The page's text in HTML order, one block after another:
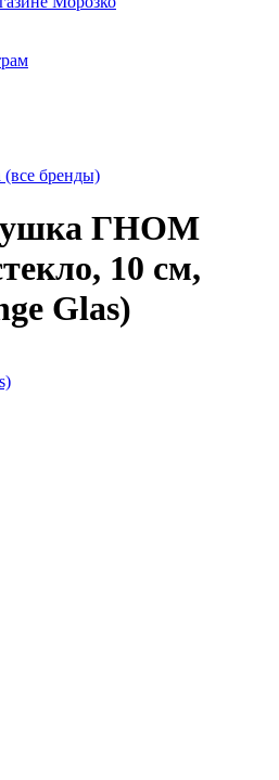
(все бренды)
ГНОМ
10 см,
Glas)